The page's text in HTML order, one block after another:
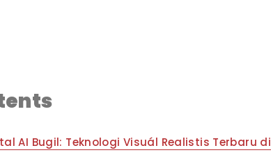
AI Bugil: Teknologi Visuál Realistis Terbaru di